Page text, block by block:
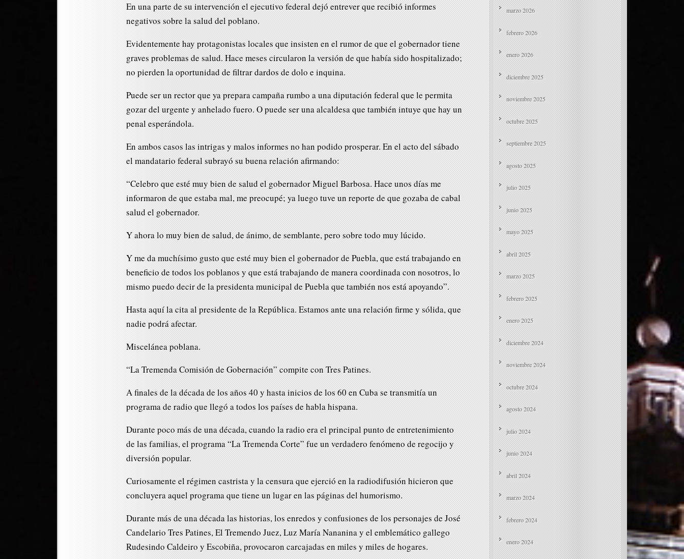
En una parte de su intervención el ejecutivo federal dejó entrever que recibió informes
negativos sobre la salud del poblano.
Evidentemente hay protagonistas locales que insisten en el rumor de que el gobernador tiene
graves problemas de salud. Hace meses circularon la versión de que había sido hospitalizado;
no pierden la oportunidad de filtrar dardos de dolo e inquina.
Puede ser un rector que ya prepara campaña rumbo a una diputación federal que le permita
gozar del urgente y anhelado fuero. O puede ser una alcaldesa que también intuye que hay un
penal esperándola.
En ambos casos las intrigas y malos informes no han podido prosperar. En el acto del sábado
el mandatario federal subrayó su buena relación afirmando:
“Celebro que esté muy bien de salud el gobernador Miguel Barbosa. Hace unos días me
informaron de que estaba mal, me preocupé; ya luego tuve un reporte de que gozaba de cabal
salud el gobernador.
Y ahora lo muy bien de salud, de ánimo, de semblante, pero sobre todo muy lúcido.
Y me da muchísimo gusto que esté muy bien el gobernador de Puebla, que está trabajando en
beneficio de todos los poblanos y que está trabajando de manera coordinada con nosotros, lo
mismo puedo decir de la presidenta municipal de Puebla que también nos está apoyando”.
Hasta aquí la cita al presidente de la República. Estamos ante una relación firme y sólida, que
nadie podrá afectar.
Miscelánea poblana.
“La Tremenda Comisión de Gobernación” compite con Tres Patines.
A finales de la década de los años 40 y hasta inicios de los 60 en Cuba se transmitía un
programa de radio que llegó a todos los países de habla hispana.
Durante poco más de una década, cuando la radio era el principal punto de entretenimiento
de las familias, el programa “La Tremenda Corte” fue un verdadero fenómeno de regocijo y
diversión popular.
Curiosamente el régimen castrista y la censura que ejerció en la radiodifusión hicieron que
concluyera aquel programa que tiene un lugar en las páginas del humorismo.
Durante más de una década las historias, los enredos y confusiones de los personajes de José
Candelario Tres Patines, El Tremendo Juez, Luz María Nananina y el emblemático gallego
Rudesindo Caldeiro y Escobiña, provocaron carcajadas en miles y miles de hogares.
marzo 2026
febrero 2026
enero 2026
diciembre 2025
noviembre 2025
octubre 2025
septiembre 2025
agosto 2025
julio 2025
junio 2025
mayo 2025
abril 2025
marzo 2025
febrero 2025
enero 2025
diciembre 2024
noviembre 2024
octubre 2024
agosto 2024
julio 2024
junio 2024
abril 2024
marzo 2024
febrero 2024
enero 2024